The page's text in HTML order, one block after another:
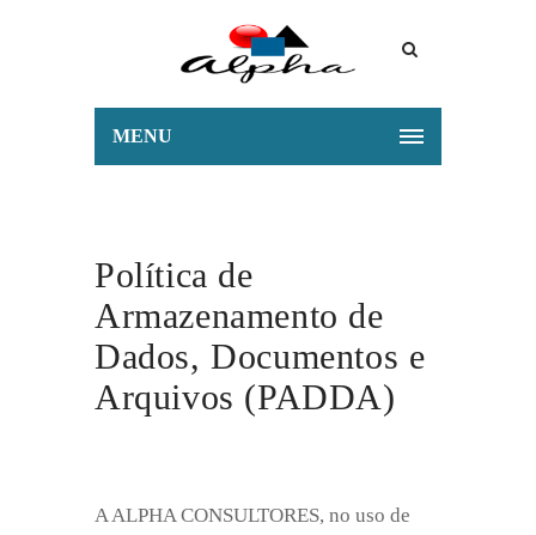
MENU
Política de
Armazenamento de
Dados, Documentos e
Arquivos (PADDA)
A ALPHA CONSULTORES, no uso de